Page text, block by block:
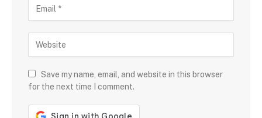
Save my name, email, and website in this browser
for the next time I comment.